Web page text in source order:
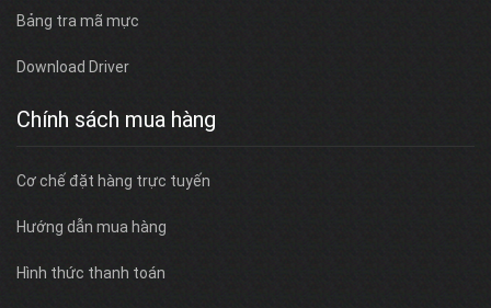
Bảng tra mã mực
Download Driver
Chính sách mua hàng
Cơ chế đặt hàng trực tuyến
Hướng dẫn mua hàng
Hình thức thanh toán